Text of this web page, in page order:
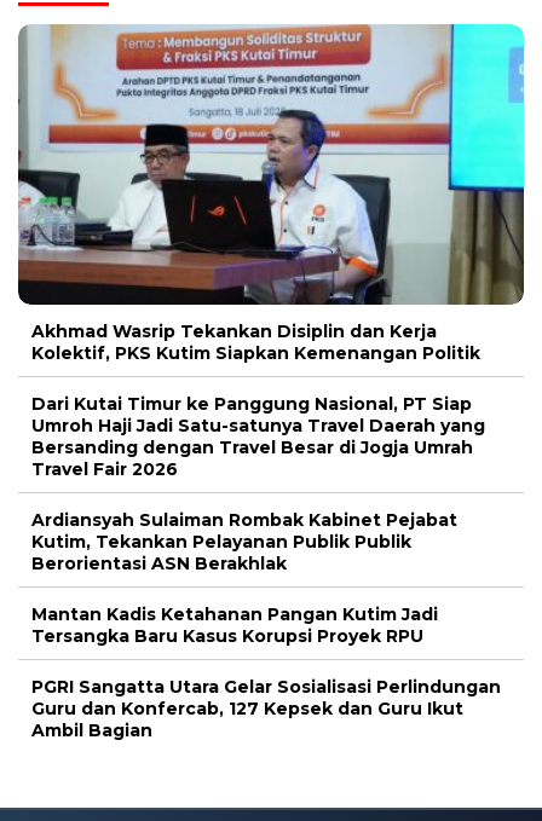
Akhmad Wasrip Tekankan Disiplin dan Kerja
Kolektif, PKS Kutim Siapkan Kemenangan Politik
Dari Kutai Timur ke Panggung Nasional, PT Siap
Umroh Haji Jadi Satu-satunya Travel Daerah yang
Bersanding dengan Travel Besar di Jogja Umrah
Travel Fair 2026
Ardiansyah Sulaiman Rombak Kabinet Pejabat
Kutim, Tekankan Pelayanan Publik Publik
Berorientasi ASN Berakhlak
Mantan Kadis Ketahanan Pangan Kutim Jadi
Tersangka Baru Kasus Korupsi Proyek RPU
PGRI Sangatta Utara Gelar Sosialisasi Perlindungan
Guru dan Konfercab, 127 Kepsek dan Guru Ikut
Ambil Bagian